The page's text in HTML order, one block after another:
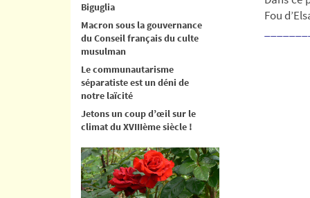
Fou
Biguglia
Macron sous la gouvernance
du Conseil français du culte
musulman
Le communautarisme
séparatiste est un déni de
notre laïcité
Jetons un coup d’œil sur le
climat du XVIIIème siècle !